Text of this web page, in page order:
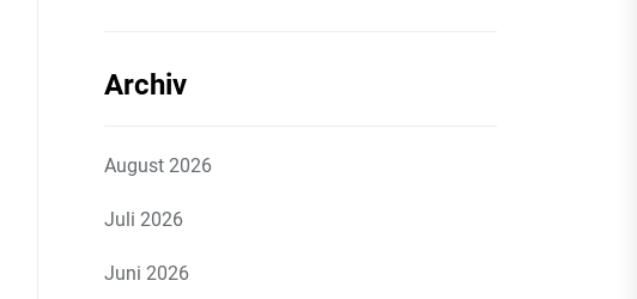
Archiv
August 2026
Juli 2026
Juni 2026